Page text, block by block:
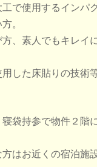
で使用するインパ
。
、素人でもキレイ
した床貼りの技術
袋持参で物件２階
はお近くの宿泊施設